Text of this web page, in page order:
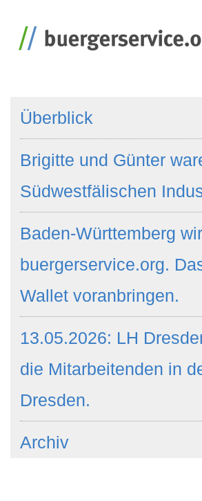
Überblick
Brigitte und Günter
Südwestfälischen
Baden-Württemberg
buergerservice.org.
Wallet voranbringen.
13.05.2026: LH
die Mitarbeitenden in
Dresden.
Archiv